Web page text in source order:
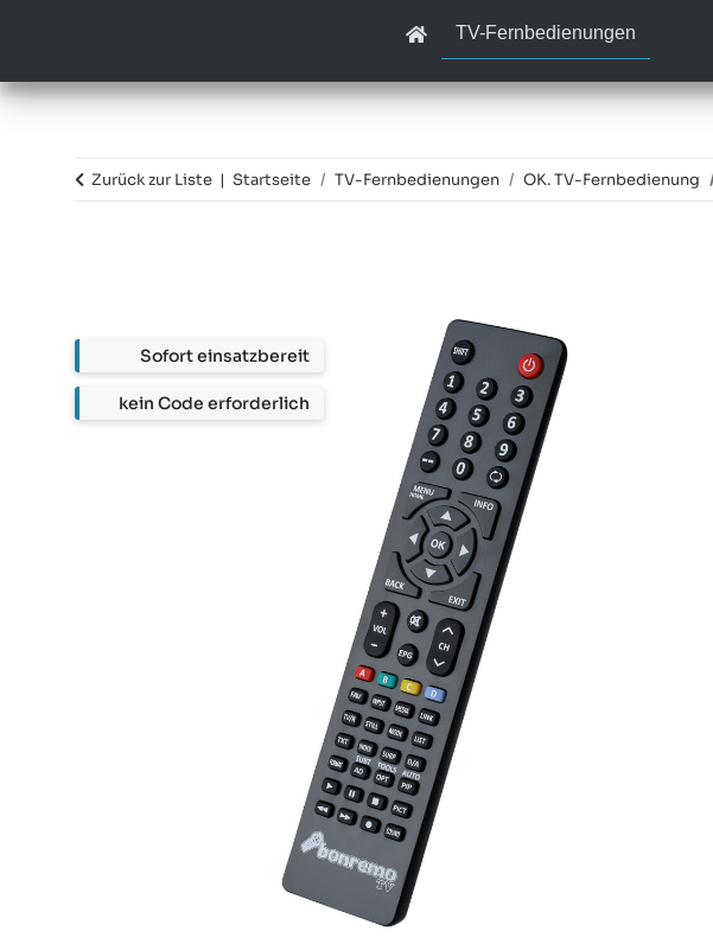
TV-Fernbedienungen
Zurück zur Liste Startseite TV-Fernbedienungen OK. TV-Fernbedienung